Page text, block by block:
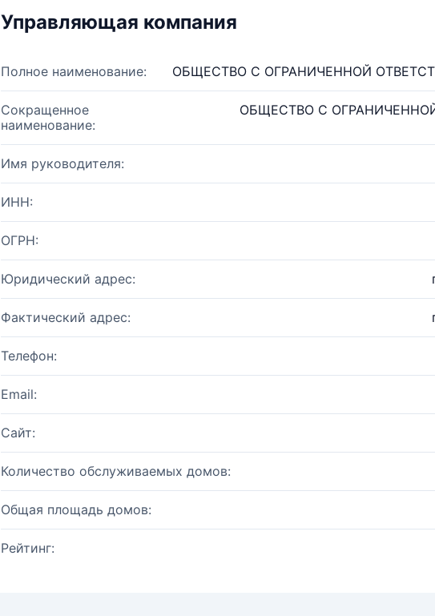
Управляющая компания
Полное наименование: ОБЩЕСТВО С ОГРАНИЧЕННОЙ
Сокращенное
наименование:
ОБЩЕСТВО С
Имя руководителя:
ИНН:
ОГРН:
Юридический адрес:
Фактический адрес:
Телефон:
Email:
Сайт:
Количество обслуживаемых домов:
Общая площадь домов:
Рейтинг: